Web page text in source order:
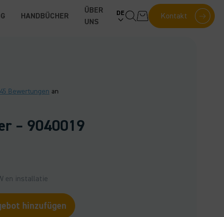
HANDBÜCHER
ÜBER
UNS
DE Kontakt
Bewertungen an
– 9040019
en installatie
hinzufügen